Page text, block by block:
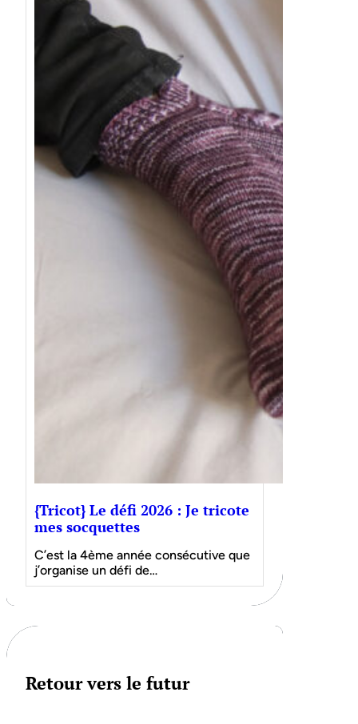
{Tricot} Le défi 2026 : Je tricote
mes socquettes
C’est la 4ème année consécutive que
j’organise un défi de…
Retour vers le futur